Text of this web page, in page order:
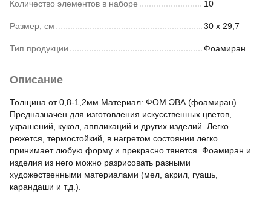
Количество элементов в наборе 10
Размер, см 30 х 29,7
Тип продукции Фоамиран
Описание
Толщина от 0,8-1,2мм.Материал: ФОМ ЭВА (фоамиран).
Предназначен для изготовления искусственных цветов,
украшений, кукол, аппликаций и других изделий. Легко
режется, термостойкий, в нагретом состоянии легко
принимает любую форму и прекрасно тянется. Фоамиран и
изделия из него можно разрисовать разными
художественными материалами (мел, акрил, гуашь,
карандаши и т.д.).